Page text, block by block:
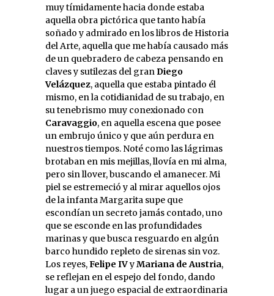
muy tímidamente hacia donde estaba
aquella obra pictórica que tanto había
soñado y admirado en los libros de Historia
del Arte, aquella que me había causado más
de un quebradero de cabeza pensando en
claves y sutilezas del granDiego
Velázquez, aquella que estaba pintado él
mismo, en la cotidianidad de su trabajo, en
su tenebrismo muy conexionado con
Caravaggio, en aquella escena que posee
un embrujo único y que aún perdura en
nuestros tiempos. Noté como las lágrimas
brotaban en mis mejillas, llovía en mi alma,
pero sin llover, buscando el amanecer. Mi
piel se estremeció y al mirar aquellos ojos
de la infanta Margarita supe que
escondían un secreto jamás contado, uno
que se esconde en las profundidades
marinas y que busca resguardo en algún
barco hundido repleto de sirenas sin voz.
Los reyes,Felipe IVyMariana de Austria,
se reflejan en el espejo del fondo, dando
lugar a un juego espacial de extraordinaria